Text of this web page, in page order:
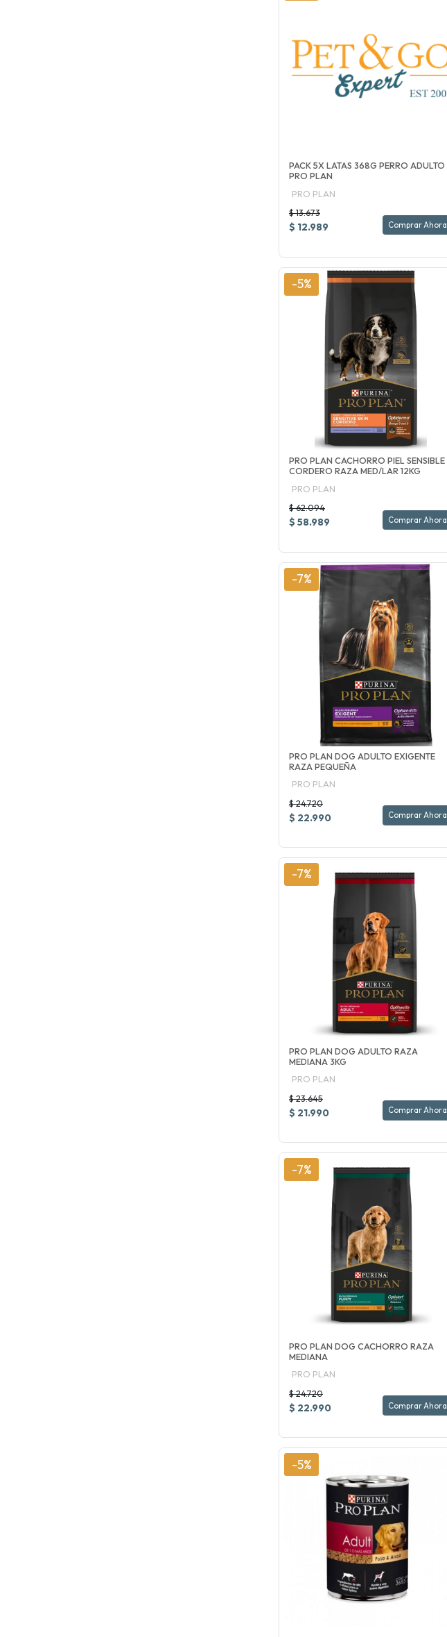
PACK 5X LATAS 368G PERRO ADULTO
PRO PLAN
PRO PLAN
$ 13.673
$ 12.989 Comprar Ahora
-5%
PRO PLAN CACHORRO PIEL SENSIBLE
CORDERO RAZA MED/LAR 12KG
PRO PLAN
$ 62.094
$ 58.989 Comprar Ahora
-7%
PRO PLAN DOG ADULTO EXIGENTE
RAZA PEQUEÑA
PRO PLAN
$ 24.720
$ 22.990 Comprar Ahora
-7%
PRO PLAN DOG ADULTO RAZA
MEDIANA 3KG
PRO PLAN
$ 23.645
$ 21.990 Comprar Ahora
-7%
PRO PLAN DOG CACHORRO RAZA
MEDIANA
PRO PLAN
$ 24.720
$ 22.990 Comprar Ahora
-5%